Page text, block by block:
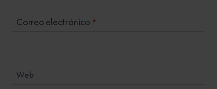
Correo electrónico *
Web